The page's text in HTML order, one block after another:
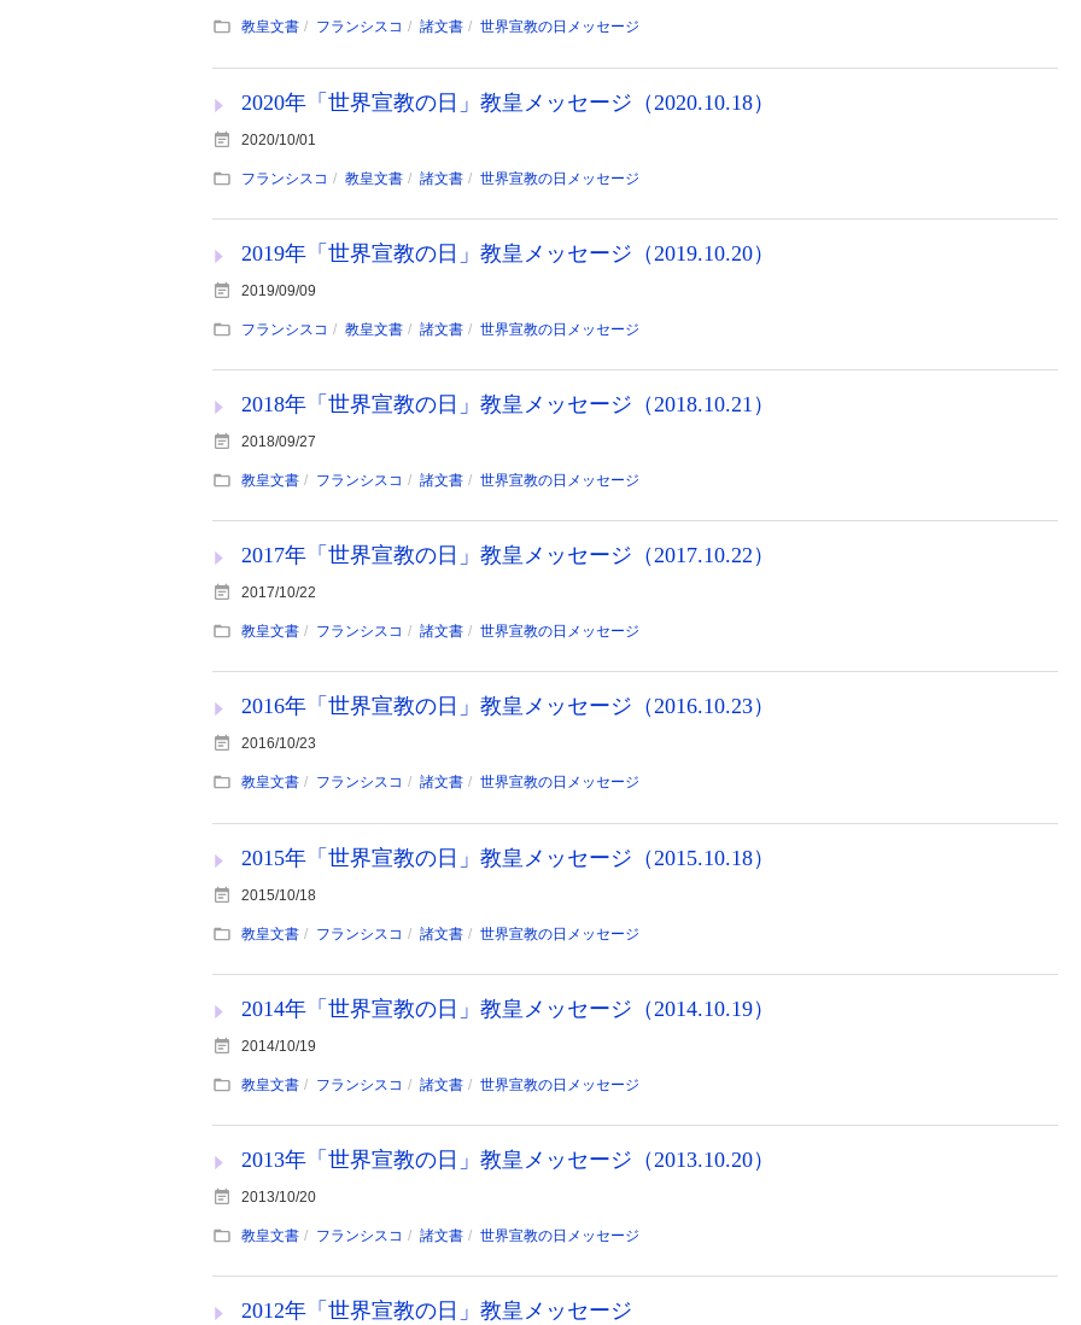
教皇文書 フランシスコ 諸文書 世界宣教の日メッセージ
2020年「世界宣教の日」教皇メッセージ（2020.10.18）
2020/10/01
フランシスコ 教皇文書 諸文書 世界宣教の日メッセージ
2019年「世界宣教の日」教皇メッセージ（2019.10.20）
2019/09/09
フランシスコ 教皇文書 諸文書 世界宣教の日メッセージ
2018年「世界宣教の日」教皇メッセージ（2018.10.21）
2018/09/27
教皇文書 フランシスコ 諸文書 世界宣教の日メッセージ
2017年「世界宣教の日」教皇メッセージ（2017.10.22）
2017/10/22
教皇文書 フランシスコ 諸文書 世界宣教の日メッセージ
2016年「世界宣教の日」教皇メッセージ（2016.10.23）
2016/10/23
教皇文書 フランシスコ 諸文書 世界宣教の日メッセージ
2015年「世界宣教の日」教皇メッセージ（2015.10.18）
2015/10/18
教皇文書 フランシスコ 諸文書 世界宣教の日メッセージ
2014年「世界宣教の日」教皇メッセージ（2014.10.19）
2014/10/19
教皇文書 フランシスコ 諸文書 世界宣教の日メッセージ
2013年「世界宣教の日」教皇メッセージ（2013.10.20）
2013/10/20
教皇文書 フランシスコ 諸文書 世界宣教の日メッセージ
2012年「世界宣教の日」教皇メッセージ